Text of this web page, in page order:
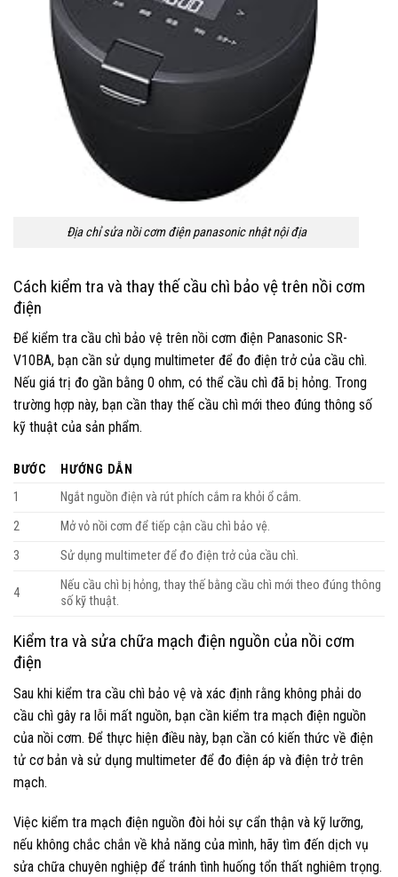
Địa chỉ sửa nồi cơm điện panasonic nhật nội địa
Cách kiểm tra và thay thế cầu chì bảo vệ trên nồi cơm
điện
Để kiểm tra cầu chì bảo vệ trên nồi cơm điện Panasonic SR-
V10BA, bạn cần sử dụng multimeter để đo điện trở của cầu chì.
Nếu giá trị đo gần bằng 0 ohm, có thể cầu chì đã bị hỏng. Trong
trường hợp này, bạn cần thay thế cầu chì mới theo đúng thông số
kỹ thuật của sản phẩm.
BƯỚC
HƯỚNG DẪN
1
Ngắt nguồn điện và rút phích cắm ra khỏi ổ cắm.
2
Mở vỏ nồi cơm để tiếp cận cầu chì bảo vệ.
3
Sử dụng multimeter để đo điện trở của cầu chì.
4
Nếu cầu chì bị hỏng, thay thế bằng cầu chì mới theo đúng thông
số kỹ thuật.
Kiểm tra và sửa chữa mạch điện nguồn của nồi cơm
điện
Sau khi kiểm tra cầu chì bảo vệ và xác định rằng không phải do
cầu chì gây ra lỗi mất nguồn, bạn cần kiểm tra mạch điện nguồn
của nồi cơm. Để thực hiện điều này, bạn cần có kiến thức về điện
tử cơ bản và sử dụng multimeter để đo điện áp và điện trở trên
mạch.
Việc kiểm tra mạch điện nguồn đòi hỏi sự cẩn thận và kỹ lưỡng,
nếu không chắc chắn về khả năng của mình, hãy tìm đến dịch vụ
sửa chữa chuyên nghiệp để tránh tình huống tổn thất nghiêm trọng.